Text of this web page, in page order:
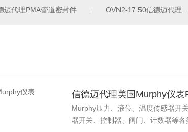
迈代理PMA管道密封件 OVN2-17.50信德迈代理PMA导管夹
信德迈代理美国Murphy仪表
Murphy压力、液位、温度传感器开
器开关、控制器、阀门、计数器等